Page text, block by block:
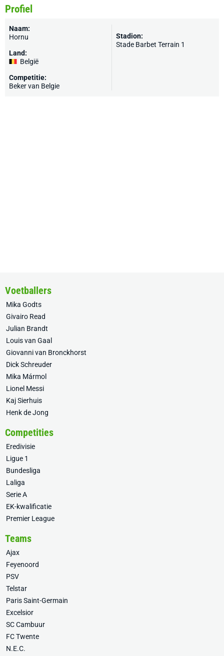
Profiel
Naam:
Hornu
Land:
België
Competitie:
Beker van Belgie
Stadion:
Stade Barbet Terrain 1
Voetballers
Mika Godts
Givairo Read
Julian Brandt
Louis van Gaal
Giovanni van Bronckhorst
Dick Schreuder
Mika Mármol
Lionel Messi
Kaj Sierhuis
Henk de Jong
Competities
Eredivisie
Ligue 1
Bundesliga
Laliga
Serie A
EK-kwalificatie
Premier League
Teams
Ajax
Feyenoord
PSV
Telstar
Paris Saint-Germain
Excelsior
SC Cambuur
FC Twente
N.E.C.